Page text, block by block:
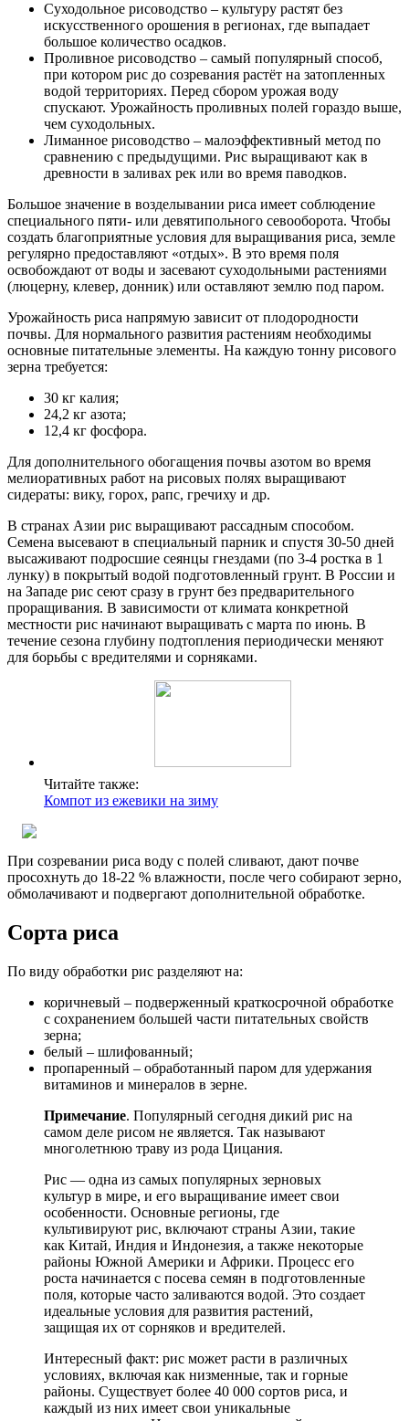
Суходольное рисоводство – культуру растят без
искусственного орошения в регионах, где выпадает
большое количество осадков.
Проливное рисоводство – самый популярный способ,
при котором рис до созревания растёт на затопленных
водой территориях. Перед сбором урожая воду
спускают. Урожайность проливных полей гораздо выше,
чем суходольных.
Лиманное рисоводство – малоэффективный метод по
сравнению с предыдущими. Рис выращивают как в
древности в заливах рек или во время паводков.
Большое значение в возделывании риса имеет соблюдение
специального пяти- или девятипольного севооборота. Чтобы
создать благоприятные условия для выращивания риса, земле
регулярно предоставляют «отдых». В это время поля
освобождают от воды и засевают суходольными растениями
(люцерну, клевер, донник) или оставляют землю под паром.
Урожайность риса напрямую зависит от плодородности
почвы. Для нормального развития растениям необходимы
основные питательные элементы. На каждую тонну рисового
зерна требуется:
30 кг калия;
24,2 кг азота;
12,4 кг фосфора.
Для дополнительного обогащения почвы азотом во время
мелиоративных работ на рисовых полях выращивают
сидераты: вику, горох, рапс, гречиху и др.
В странах Азии рис выращивают рассадным способом.
Семена высевают в специальный парник и спустя 30-50 дней
высаживают подросшие сеянцы гнездами (по 3-4 ростка в 1
лунку) в покрытый водой подготовленный грунт. В России и
на Западе рис сеют сразу в грунт без предварительного
проращивания. В зависимости от климата конкретной
местности рис начинают выращивать с марта по июнь. В
течение сезона глубину подтопления периодически меняют
для борьбы с вредителями и сорняками.
Читайте также:
Компот из ежевики на зиму
При созревании риса воду с полей сливают, дают почве
просохнуть до 18-22 % влажности, после чего собирают зерно,
обмолачивают и подвергают дополнительной обработке.
Сорта риса
По виду обработки рис разделяют на:
коричневый – подверженный краткосрочной обработке
с сохранением большей части питательных свойств
зерна;
белый – шлифованный;
пропаренный – обработанный паром для удержания
витаминов и минералов в зерне.
Примечание. Популярный сегодня дикий рис на
самом деле рисом не является. Так называют
многолетнюю траву из рода Цицания.
Рис — одна из самых популярных зерновых
культур в мире, и его выращивание имеет свои
особенности. Основные регионы, где
культивируют рис, включают страны Азии, такие
как Китай, Индия и Индонезия, а также некоторые
районы Южной Америки и Африки. Процесс его
роста начинается с посева семян в подготовленные
поля, которые часто заливаются водой. Это создает
идеальные условия для развития растений,
защищая их от сорняков и вредителей.
Интересный факт: рис может расти в различных
условиях, включая как низменные, так и горные
районы. Существует более 40 000 сортов риса, и
каждый из них имеет свои уникальные